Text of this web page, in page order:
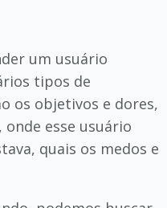
um usuário
tipos de
os objetivos e dores,
onde esse usuário
quais os medos e